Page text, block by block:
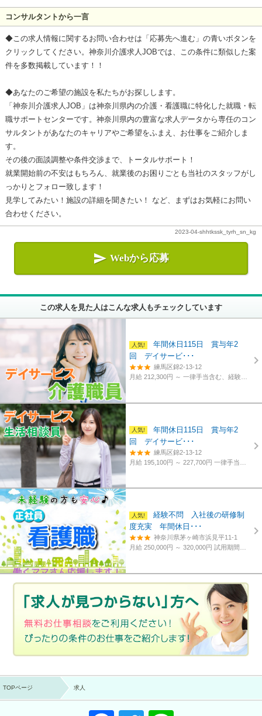
コンサルタントから一言
◆この求人情報に関するお問い合わせは「応募先へ進む」の青いボタンを
クリックしてください。神奈川介護求人JOBでは、この条件に類似した案
件を多数掲載しています！！
◆あなたのご希望の施設を私たちがお探しします。
「神奈川介護求人JOB」は神奈川県内の介護・看護職に特化した就職・転
職サポートセンターです。神奈川県内の豊富な求人データから専任のコン
サルタントがあなたのキャリアやご希望をふまえ、お仕事をご紹介しま
す。
その後の面談調整や条件交渉まで、トータルサポート！
就業開始前の不安はもちろん、就業後のお困りごとも当社のスタッフがし
っかりとフォロー致します！
見学してみたい！施設の詳細を聞きたい！ など、まずはお気軽にお問い
合わせください。
2023-04-shhtkssk_tyrh_sn_kg
 Webから応募
この求人を見た人はこんな求人もチェックしています
年間休日115日 賞与年2
回 デイサービ･･･
練馬区錦2-13-12
月給 212,300円 ～一律手当含む、経験・資格考慮
年間休日115日 賞与年2
回 デイサービ･･･
練馬区錦2-13-12
月給 195,100円 ～ 227,700円一律手当含む、経験・資格考慮
経験不問 入社後の研修制
度充実 年間休日･･･
神奈川県茅ヶ崎市浜見平11-1
月給 250,000円 ～ 320,000円試用期間あり。3カ月～4カ月。
TOPページ 求人